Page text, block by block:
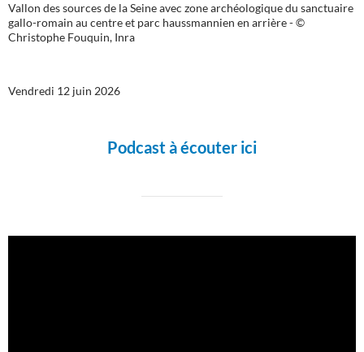
Vallon des sources de la Seine avec zone archéologique du sanctuaire
gallo-romain au centre et parc haussmannien en arrière - ©
Christophe Fouquin, Inra
Vendredi 12 juin 2026
Podcast à écouter ici